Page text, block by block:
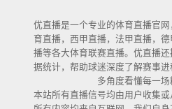
优直播是一个专业的体育直播官
育直播，西甲直播，法甲直播，
播等各大体育联赛直播。优直播
据统计，帮助球迷深度了解赛事进
多角度看懂每一场
本站所有直播信号均由用户收集或